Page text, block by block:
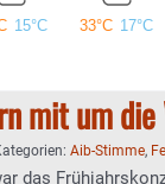
mit um
Aib-Stimme,
das